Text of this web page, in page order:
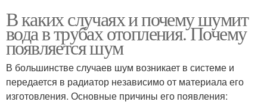
В каких случаях и почему шумит
вода в трубах отопления. Почему
появляется шум
В большинстве случаев шум возникает в системе и
передается в радиатор независимо от материала его
изготовления. Основные причины его появления: